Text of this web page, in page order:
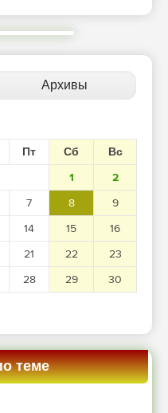
Архивы
Пт Сб
Вс
1
2
7 8
9
14 15
16
21 22
23
28 29
30
теме